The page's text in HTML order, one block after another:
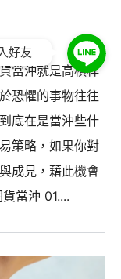
當沖就是高槓桿
恐懼的事物往往
底在是當沖些什
策略，如果你對
成見，藉此機會
當沖 01....
好友